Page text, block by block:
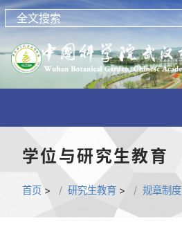
学位与研究生教育
首页 > 研究生教育 > 规章制度